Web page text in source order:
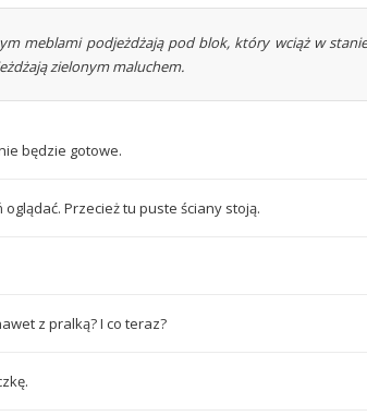
meblami podjeżdżają pod blok, który wciąż w
zielonym maluchem.
będzie gotowe.
Przecież tu puste ściany stoją.
z pralką? I co teraz?